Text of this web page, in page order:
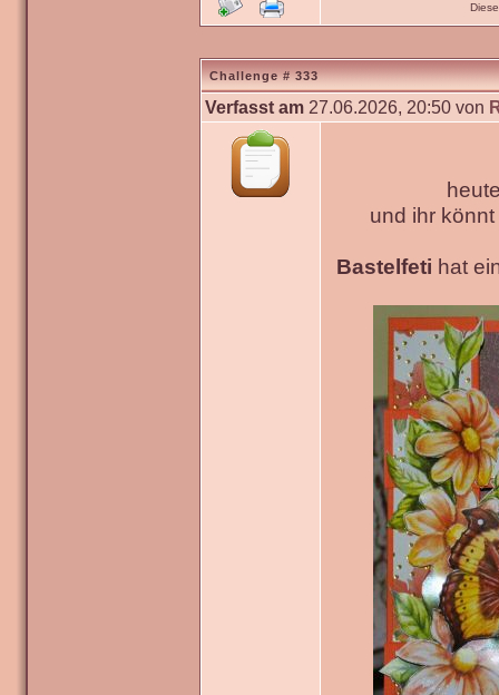
Challenge # 333
Verfasst am 27.06.2026, 20:50 von
und ihr
Bastelfeti hat